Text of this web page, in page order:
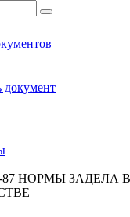
документ
87 НОРМЫ